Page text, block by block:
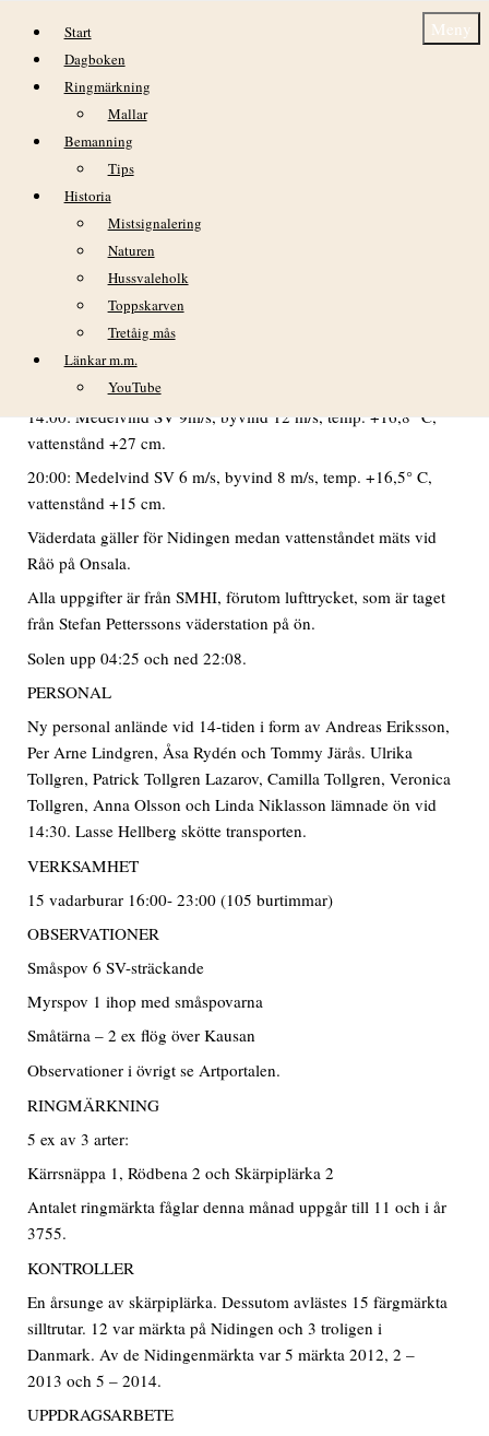
Hoppa till innehåll Meny
Start
Dagboken
Ringmärkning
Mallar
Bemanning
Tips
Historia
Mistsignalering
Naturen
Hussvaleholk
Toppskarven
Tretåig mås
Länkar m.m.
YouTube
lördag 2 juli
VÄDER
02:00: Medelvind S 11 m/s, byvind 14 m/s, temp. +16,7° C,
08:00: Medelvind S 11 m/s, byvind 13 m/s, temp. +16,4° C,
vattenstånd +13 cm.
14:00: Medelvind SV 9m/s, byvind 12 m/s, temp. +16,8° C,
vattenstånd +27 cm.
20:00: Medelvind SV 6 m/s, byvind 8 m/s, temp. +16,5° C,
vattenstånd +15 cm.
Väderdata gäller för Nidingen medan vattenståndet mäts vid
Råö på Onsala.
Alla uppgifter är från SMHI, förutom lufttrycket, som är taget
från Stefan Petterssons väderstation på ön.
Solen upp 04:25 och ned 22:08.
PERSONAL
Ny personal anlände vid 14-tiden i form av Andreas Eriksson,
Per Arne Lindgren, Åsa Rydén och Tommy Järås. Ulrika
Tollgren, Patrick Tollgren Lazarov, Camilla Tollgren, Veronica
Tollgren, Anna Olsson och Linda Niklasson lämnade ön vid
14:30. Lasse Hellberg skötte transporten.
VERKSAMHET
15 vadarburar 16:00- 23:00 (105 burtimmar)
OBSERVATIONER
Småspov 6 SV-sträckande
Myrspov 1 ihop med småspovarna
Småtärna – 2 ex flög över Kausan
Observationer i övrigt se Artportalen.
RINGMÄRKNING
5 ex av 3 arter:
Kärrsnäppa 1, Rödbena 2 och Skärpiplärka 2
Antalet ringmärkta fåglar denna månad uppgår till 11 och i år
3755.
KONTROLLER
En årsunge av skärpiplärka. Dessutom avlästes 15 färgmärkta
silltrutar. 12 var märkta på Nidingen och 3 troligen i
Danmark. Av de Nidingenmärkta var 5 märkta 2012, 2 –
2013 och 5 – 2014.
UPPDRAGSARBETE